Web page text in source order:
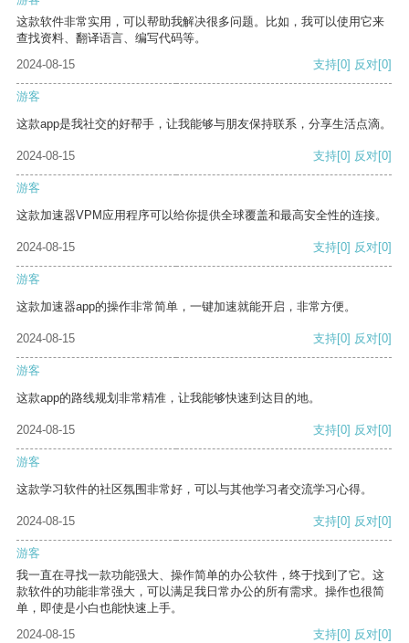
这款软件非常实用，可以帮助我解决很多问题。比如，我可以使用它来
查找资料、翻译语言、编写代码等。
2024-08-15
支持[0] 反对[0]
游客
这款app是我社交的好帮手，让我能够与朋友保持联系，分享生活点滴。
2024-08-15 支持[0] 反对[0]
游客
这款加速器VPM应用程序可以给你提供全球覆盖和最高安全性的连接。
2024-08-15 支持[0] 反对[0]
游客
这款加速器app的操作非常简单，一键加速就能开启，非常方便。
2024-08-15 支持[0] 反对[0]
游客
这款app的路线规划非常精准，让我能够快速到达目的地。
2024-08-15 支持[0] 反对[0]
游客
这款学习软件的社区氛围非常好，可以与其他学习者交流学习心得。
2024-08-15 支持[0] 反对[0]
游客
我一直在寻找一款功能强大、操作简单的办公软件，终于找到了它。这
款软件的功能非常强大，可以满足我日常办公的所有需求。操作也很简
单，即使是小白也能快速上手。
2024-08-15
支持[0] 反对[0]